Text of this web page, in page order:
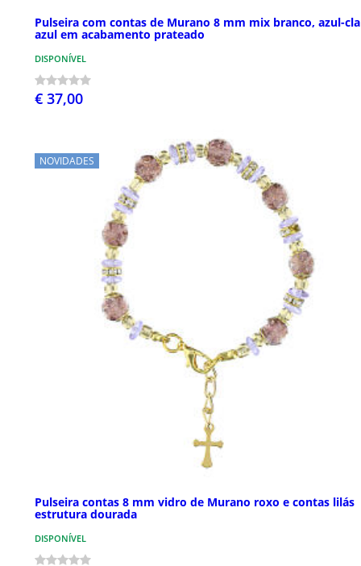
Pulseira com contas de Murano 8 mm mix branco, azul-
azul em acabamento prateado
DISPONÍVEL
€ 37,00
NOVIDADES
Pulseira contas 8 mm vidro de Murano roxo e contas lilás
estrutura dourada
DISPONÍVEL